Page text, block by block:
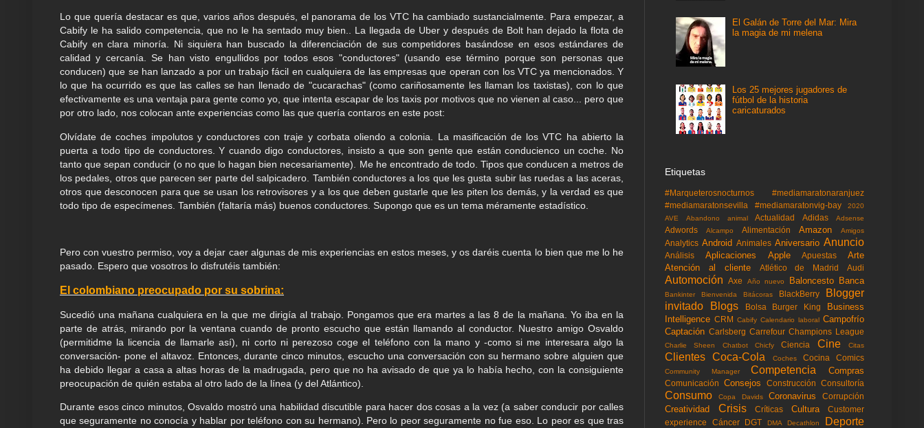
Lo que quería destacar es que, varios años después, el panorama de los VTC ha cambiado sustancialmente. Para empezar, a
Cabify le ha salido competencia, que no le ha sentado muy bien.. La llegada de Uber y después de Bolt han dejado la flota de
Cabify en clara minoría. Ni siquiera han buscado la diferenciación de sus competidores basándose en esos estándares de
calidad y cercanía. Se han visto engullidos por todos esos "conductores" (usando ese término porque son personas que
conducen) que se han lanzado a por un trabajo fácil en cualquiera de las empresas que operan con los VTC ya mencionados. Y
lo que ha ocurrido es que las calles se han llenado de "cucarachas" (como cariñosamente les llaman los taxistas), con lo que
efectivamente es una ventaja para gente como yo, que intenta escapar de los taxis por motivos que no vienen al caso... pero que
por otro lado, nos colocan ante experiencias como las que quería contaros en este post:
Olvídate de coches impolutos y conductores con traje y corbata oliendo a colonia. La masificación de los VTC ha abierto la
puerta a todo tipo de conductores. Y cuando digo conductores, insisto a que son gente que están conducienco un coche. No
tanto que sepan conducir (o no que lo hagan bien necesariamente). Me he encontrado de todo. Tipos que conducen a metros de
los pedales, otros que parecen ser parte del salpicadero. También conductores a los que les gusta subir las ruedas a las aceras,
otros que desconocen para que se usan los retrovisores y a los que deben gustarle que les piten los demás, y la verdad es que
todo tipo de especímenes. También (faltaría más) buenos conductores. Supongo que es un tema méramente estadístico.
Pero con vuestro permiso, voy a dejar caer algunas de mis experiencias en estos meses, y os daréis cuenta lo bien que me lo he
pasado. Espero que vosotros lo disfrutéis también:
El colombiano preocupado por su sobrina:
Sucedió una mañana cualquiera en la que me dirigía al trabajo. Pongamos que era martes a las 8 de la mañana. Yo iba en la
parte de atrás, mirando por la ventana cuando de pronto escucho que están llamando al conductor. Nuestro amigo Osvaldo
(permitidme la licencia de llamarle así), ni corto ni perezoso coge el teléfono con la mano y -como si me interesara algo la
conversación- pone el altavoz. Entonces, durante cinco minutos, escucho una conversación con su hermano sobre alguien que
ha debido llegar a casa a altas horas de la madrugada, pero que no ha avisado de que ya lo había hecho, con la consiguiente
preocupación de quién estaba al otro lado de la línea (y del Atlántico).
Durante esos cinco minutos, Osvaldo mostró una habilidad discutible para hacer dos cosas a la vez (a saber conducir por calles
que seguramente no conocía y hablar por teléfono con su hermano). Pero lo peor seguramente no fue eso. Lo peor es que tras
El Galán de Torre del Mar: Mira
la magia de mi melena
Los 25 mejores jugadores de
fútbol de la historia
caricaturados
Etiquetas
#Marqueterosnocturnos
#mediamaratonaranjuez
#mediamaratonsevilla
#mediamaratonvig-bay
2020
AVE
Abandono animal Actualidad Adidas Adsense
Adwords Alcampo Alimentación Amazon Amigos
Analytics Android Animales Aniversario Anuncio
Análisis Aplicaciones Apple Apuestas
Arte
Atención al cliente
Atlético de Madrid Audi
Automoción Axe Año nuevo Baloncesto Banca
Bankinter Bienvenida Bitácoras BlackBerry
Blogger
invitado
Blogs Bolsa Burger King
Business
Intelligence CRM Cabify Calendario laboral Campofrío
Captación Carlsberg Carrefour Champions League
Charlie Sheen Chatbot Chicfy Ciencia Cine Citas
Clientes Coca-Cola Coches Cocina Comics
Community Manager Competencia Compras
Comunicación Consejos Construcción Consultoría
Consumo Copa Davids Coronavirus Corrupción
Creatividad Crisis Críticas Cultura
Customer
experience
Cáncer DGT DMA Decathlon Deporte